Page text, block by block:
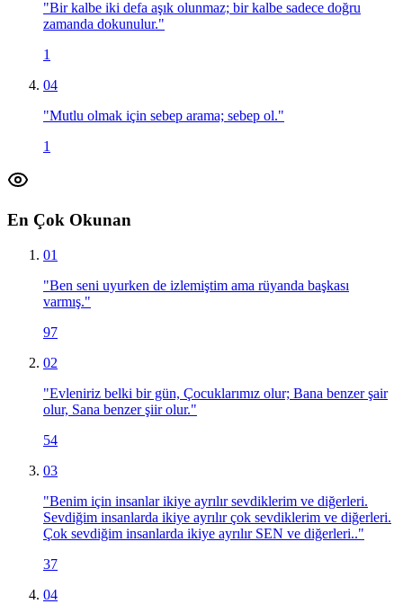
"Bir kalbe iki defa aşık olunmaz; bir kalbe sadece doğru
zamanda dokunulur."
1
04
"Mutlu olmak için sebep arama; sebep ol."
1
En Çok Okunan
01
"Ben seni uyurken de izlemiştim ama rüyanda başkası
varmış."
97
02
"Evleniriz belki bir gün, Çocuklarımız olur; Bana benzer şair
olur, Sana benzer şiir olur."
54
03
"Benim için insanlar ikiye ayrılır sevdiklerim ve diğerleri.
Sevdiğim insanlarda ikiye ayrılır çok sevdiklerim ve diğerleri.
Çok sevdiğim insanlarda ikiye ayrılır SEN ve diğerleri.."
37
04